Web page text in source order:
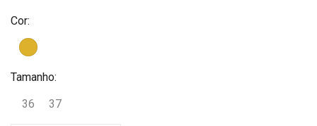
Cor:
Tamanho:
36
37